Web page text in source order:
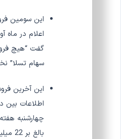
این سومین
اعلام در ماه
گفت “هیچ
سهام تسلا”
این آخرین
اطلاعات بین
چهارشنبه
بالغ